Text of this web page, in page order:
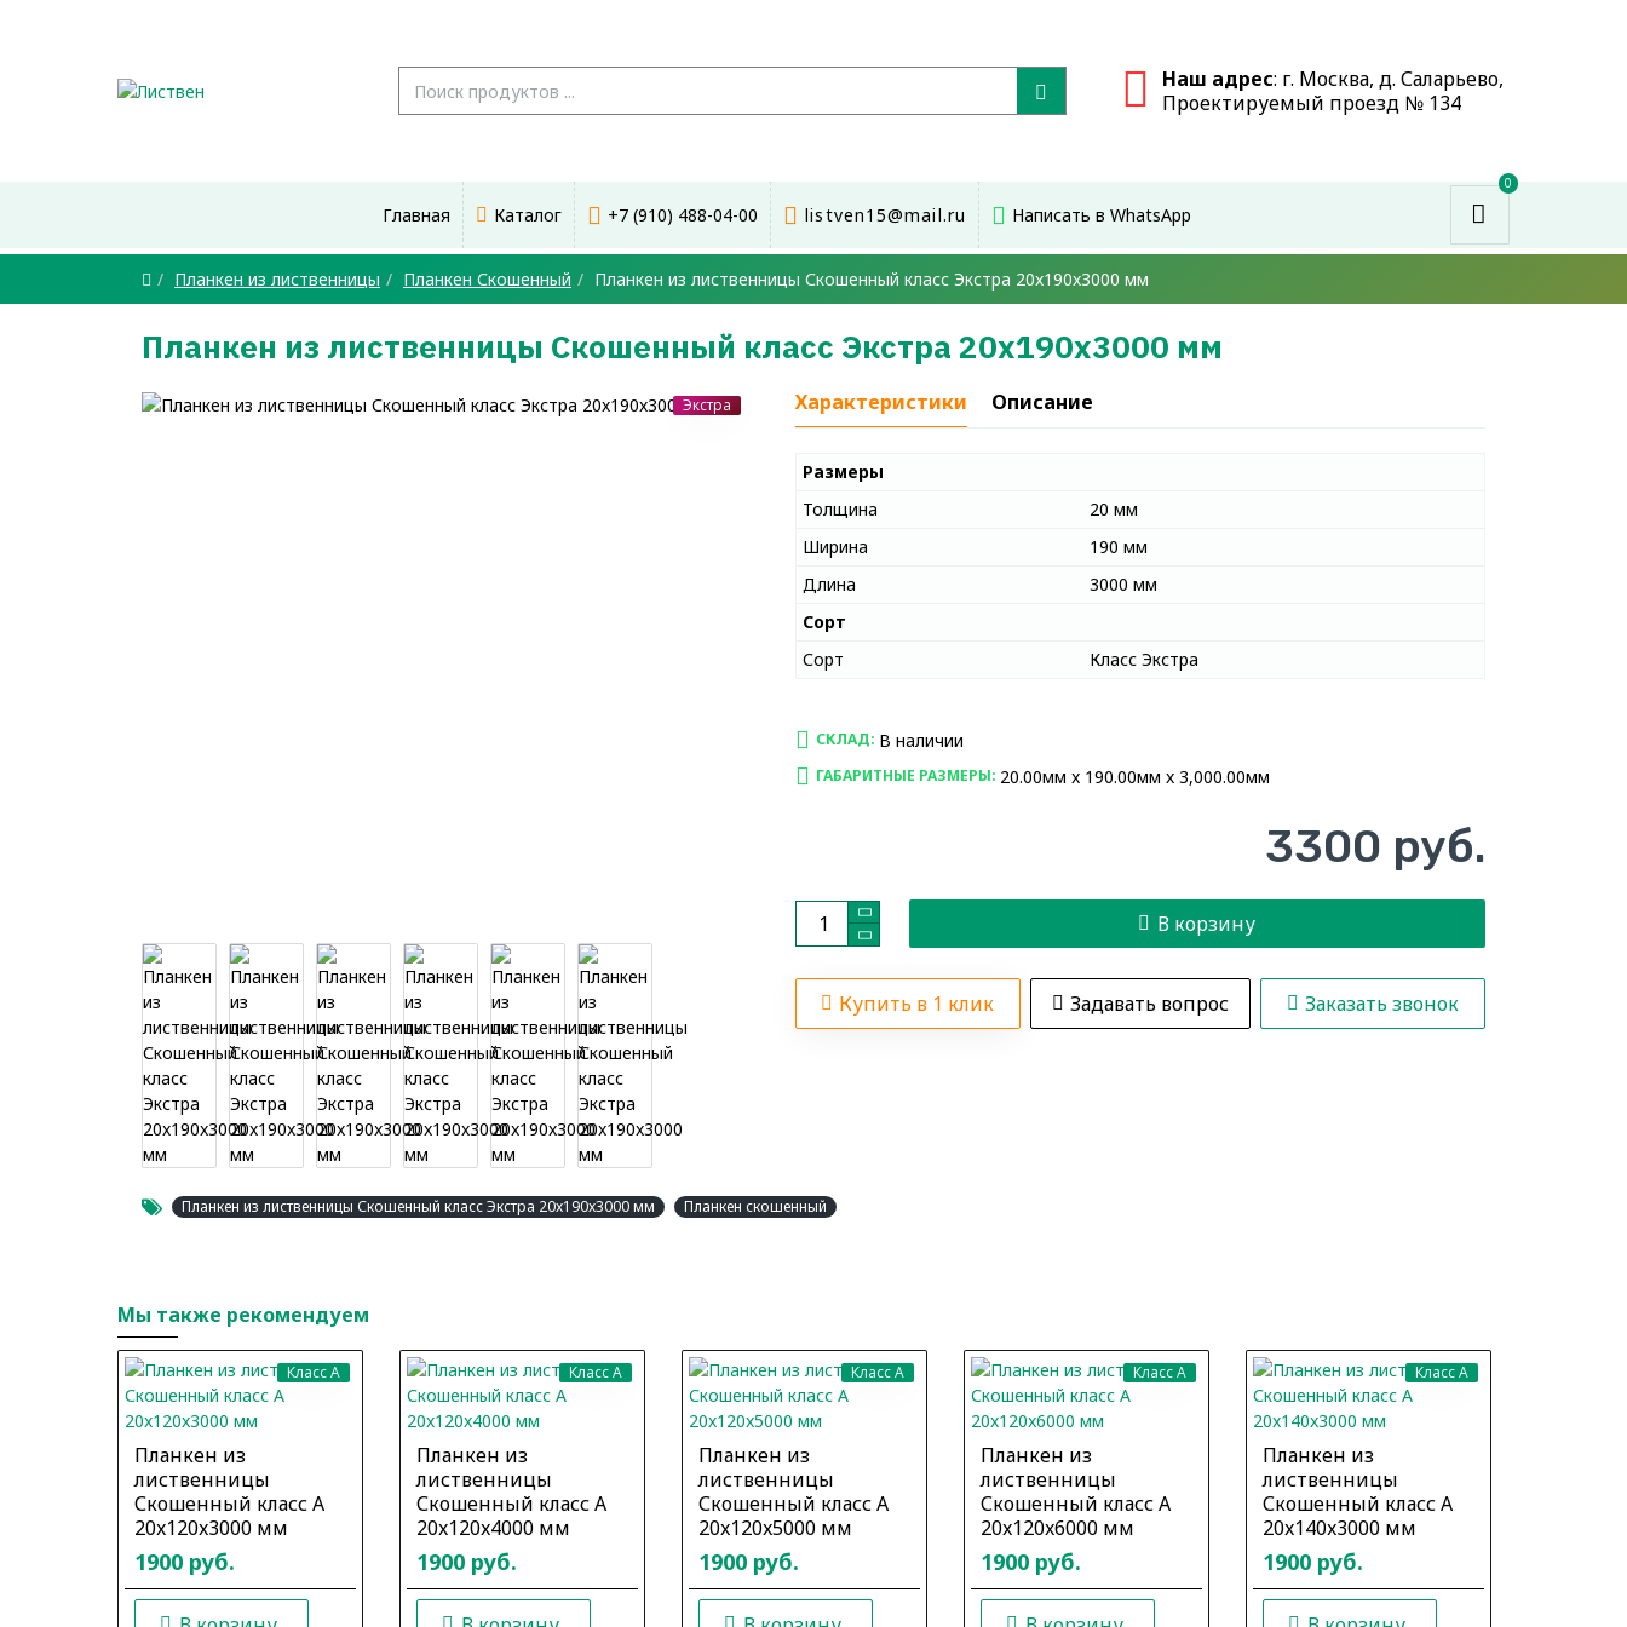
Наш адрес: г. Москва, д. Саларьево,
Проектируемый проезд № 134
Главная Каталог +7 (910) 488-04-00 listven15@mail.ru Написать в WhatsApp
0
Планкен из лиственницы Планкен Скошенный Планкен из лиственницы Скошенный класс Экстра 20x190x3000 мм
Планкен из лиственницы Скошенный класс Экстра 20x190x3000 мм
Экстра Характеристики Описание
Размеры
Толщина
20 мм
Ширина
190 мм
Длина
3000 мм
Сорт
Сорт
Класс Экстра
СКЛАД: В наличии
ГАБАРИТНЫЕ РАЗМЕРЫ: 20.00мм x 190.00мм x 3,000.00мм
3300 руб.
В корзину
Купить в 1 клик Задавать вопрос Заказать звонок
Планкен из лиственницы Скошенный класс Экстра 20x190x3000 мм Планкен скошенный
Мы также рекомендуем
Класс A
Планкен из
лиственницы
Скошенный класс А
20x120x3000 мм
1900 руб.
Класс A
Планкен из
лиственницы
Скошенный класс А
20x120x4000 мм
1900 руб.
Класс A
Планкен из
лиственницы
Скошенный класс А
20x120x5000 мм
1900 руб.
Класс A
Планкен из
лиственницы
Скошенный класс А
20x120x6000 мм
1900 руб.
Класс A
Планкен из
лиственницы
Скошенный класс А
20x140x3000 мм
1900 руб.